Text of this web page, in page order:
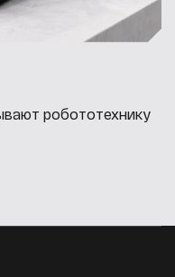
робототехнику